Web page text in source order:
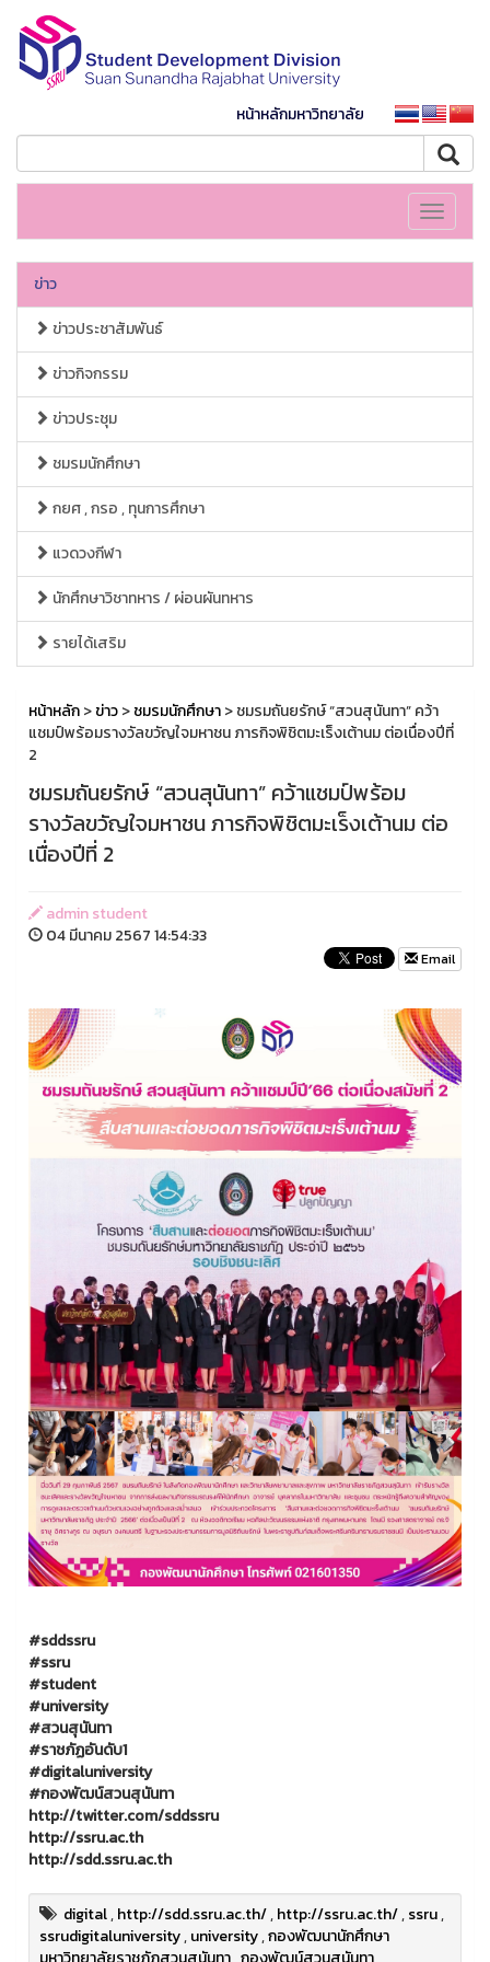
หน้าหลักมหาวิทยาลัย
Toggle
ข่าว
ข่าวประชาสัมพันธ์
ข่าวกิจกรรม
ข่าวประชุม
ชมรมนักศึกษา
กยศ , กรอ , ทุนการศึกษา
แวดวงกีฬา
นักศึกษาวิชาทหาร / ผ่อนผันทหาร
รายได้เสริม
หน้าหลัก>ข่าว>ชมรมนักศึกษา> ชมรมถันยรักษ์ “สวนสุนันทา” คว้า
แชมป์พร้อมรางวัลขวัญใจมหาชน ภารกิจพิชิตมะเร็งเต้านม ต่อเนื่องปีที่
2
ชมรมถันยรักษ์ “สวนสุนันทา” คว้าแชมป์พร้อม
รางวัลขวัญใจมหาชน ภารกิจพิชิตมะเร็งเต้านม ต่อ
เนื่องปีที่ 2
admin student
04 มีนาคม 2567 14:54:33
Email
#sddssru
#ssru
#student
#university
#สวนสุนันทา
#ราชภัฏอันดับ1
#digitaluniversity
#กองพัฒน์สวนสุนันทา
http://twitter.com/sddssru
http://ssru.ac.th
http://sdd.ssru.ac.th
digital,http://sdd.ssru.ac.th/,http://ssru.ac.th/,ssru,
ssrudigitaluniversity,university,กองพัฒนานักศึกษา